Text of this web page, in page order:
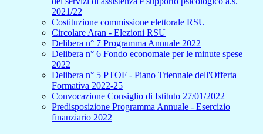
2021/22
Costituzione commissione elettorale RSU
Circolare Aran - Elezioni RSU
Delibera n° 7 Programma Annuale 2022
Delibera n° 6 Fondo economale per le minute spese
2022
Delibera n° 5 PTOF - Piano Triennale dell'Offerta
Formativa 2022-25
Convocazione Consiglio di Istituto 27/01/2022
Predisposizione Programma Annuale - Esercizio
finanziario 2022